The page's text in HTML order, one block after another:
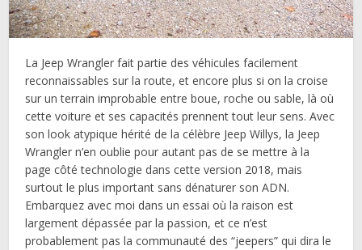
La Jeep Wrangler fait partie des véhicules facilement
reconnaissables sur la route, et encore plus si on la croise
sur un terrain improbable entre boue, roche ou sable, là où
cette voiture et ses capacités prennent tout leur sens. Avec
son look atypique hérité de la célèbre Jeep Willys, la Jeep
Wrangler n’en oublie pour autant pas de se mettre à la
page côté technologie dans cette version 2018, mais
surtout le plus important sans dénaturer son ADN.
Embarquez avec moi dans un essai où la raison est
largement dépassée par la passion, et ce n’est
probablement pas la communauté des “jeepers” qui dira le